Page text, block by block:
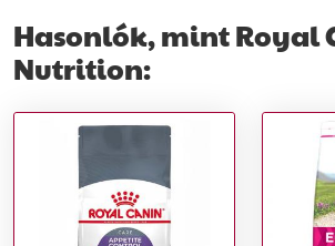
Hasonlók, mint Royal
Nutrition: